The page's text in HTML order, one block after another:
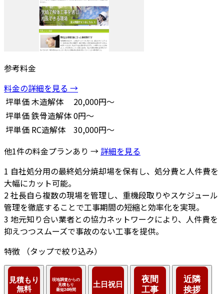
参考料金
料金の詳細を見る →
坪単価木造解体
20,000円～
坪単価鉄骨造解体0円～
坪単価 RC造解体
30,000円～
他1件の料金プランあり → 詳細を見る
1 自社処分用の最終処分焼却場を保有し、処分費と人件費を
大幅にカット可能。
2社長自ら複数の現場を管理し、重機段取りやスケジュール
管理を徹底することで工事期間の短縮と効率化を実現。
3 地元知り合い業者との協力ネットワークにより、人件費を
抑えつつスムーズで事故のない工事を提供。
特徴
（タップで絞り込み）